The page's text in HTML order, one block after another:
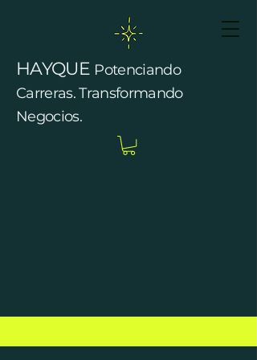
HAYQUE Potenciando
Carreras. Transformando
Negocios.